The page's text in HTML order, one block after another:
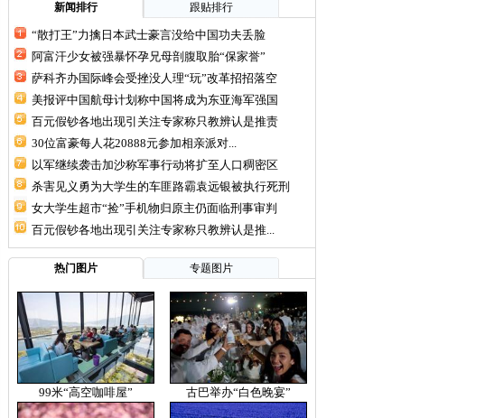
新闻排行 跟贴排行
“散打王”力擒日本武士豪言没给中国功夫丢脸
阿富汗少女被强暴怀孕兄母剖腹取胎“保家誉”
萨科齐办国际峰会受挫没人理“玩”改革招招落空
美报评中国航母计划称中国将成为东亚海军强国
百元假钞各地出现引关注专家称只教辨认是推责
30位富豪每人花20888元参加相亲派对...
以军继续袭击加沙称军事行动将扩至人口稠密区
杀害见义勇为大学生的车匪路霸袁远银被执行死刑
女大学生超市“捡”手机物归原主仍面临刑事审判
百元假钞各地出现引关注专家称只教辨认是推...
热门图片 专题图片
99米“高空咖啡屋” 古巴举办“白色晚宴”